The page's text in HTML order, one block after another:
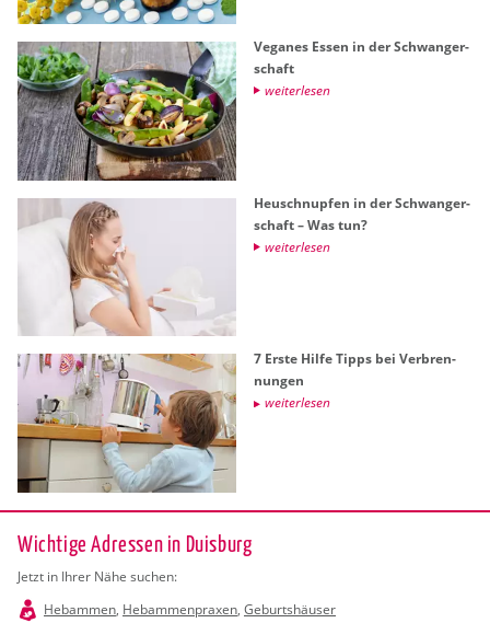
Ve­ga­nes Essen in der Schwan­ger­
schaft
wei­ter­le­sen
Heu­schnup­fen in der Schwan­ger­
schaft – Was tun?
wei­ter­le­sen
7 Erste Hilfe Tipps bei Ver­bren­
nun­gen
wei­ter­le­sen
Wichtige Adressen in Duisburg
Jetzt in Ihrer Nähe suchen:
Hebammen, Hebammenpraxen, Geburtshäuser